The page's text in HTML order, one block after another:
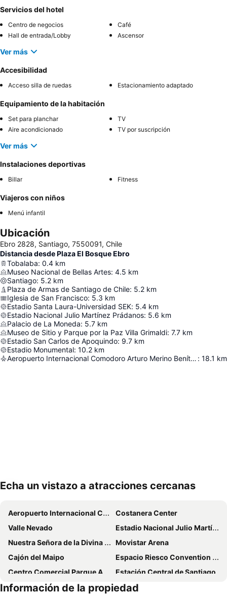
Servicios del hotel
Centro de negocios
Café
Hall de entrada/Lobby
Ascensor
Ver más
Accesibilidad
Acceso silla de ruedas Estacionamiento adaptado
Equipamiento de la habitación
Set para planchar
TV
Aire acondicionado
TV por suscripción
Ver más
Instalaciones deportivas
Billar Fitness
Viajeros con niños
Menú infantil
Ubicación
Ebro 2828, Santiago, 7550091, Chile
Distancia desde Plaza El Bosque Ebro
Tobalaba: 0.4 km
Museo Nacional de Bellas Artes: 4.5 km
Santiago: 5.2 km
Plaza de Armas de Santiago de Chile: 5.2 km
Iglesia de San Francisco: 5.3 km
Estadio Santa Laura-Universidad SEK: 5.4 km
Estadio Nacional Julio Martínez Prádanos: 5.6 km
Palacio de La Moneda: 5.7 km
Museo de Sitio y Parque por la Paz Villa Grimaldi: 7.7 km
Estadio San Carlos de Apoquindo: 9.7 km
Estadio Monumental: 10.2 km
Aeropuerto Internacional Comodoro Arturo Merino Benítez : 18.1 km
Echa un vistazo a atracciones cercanas
Aeropuerto Internacional Comodoro Arturo Merino Benítez
Costanera Center
Valle Nevado
Estadio Nacional Julio Martínez Prádanos
Nuestra Señora de la Divina Providencia
Movistar Arena
Cajón del Maipo
Espacio Riesco Convention Center
Centro Comercial Parque Arauco
Estación Central de Santiago
Estadio Monumental David Arellano
Parque Bustamante
Información de la propiedad